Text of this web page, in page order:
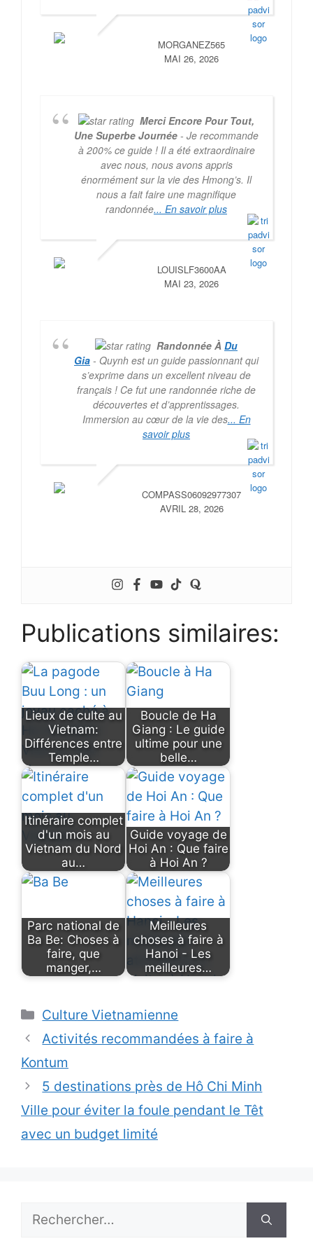
MORGANEZ565
MAI 26, 2026
Merci Encore Pour Tout,
Une Superbe Journée - Je recommande
à 200% ce guide ! Il a été extraordinaire
avec nous, nous avons appris
énormément sur la vie des Hmong’s. Il
nous a fait faire une magnifique
randonnée... En savoir plus
LOUISLF3600AA
MAI 23, 2026
Randonnée À Du
Gia - Quynh est un guide passionnant qui
s’exprime dans un excellent niveau de
français ! Ce fut une randonnée riche de
découvertes et d’apprentissages.
Immersion au cœur de la vie des... En
savoir plus
COMPASS06092977307
AVRIL 28, 2026
Publications similaires:
Lieux de culte au
Vietnam:
Différences entre
Temple…
Boucle de Ha
Giang : Le guide
ultime pour une
belle…
Itinéraire complet
d'un mois au
Vietnam du Nord
au…
Guide voyage de
Hoi An : Que faire
à Hoi An ?
Parc national de
Ba Be: Choses à
faire, que
manger,…
Meilleures
choses à faire à
Hanoi - Les
meilleures…
Catégories
Culture Vietnamienne
Activités recommandées à faire à
Kontum
5 destinations près de Hô Chi Minh
Ville pour éviter la foule pendant le Têt
avec un budget limité
Rechercher :